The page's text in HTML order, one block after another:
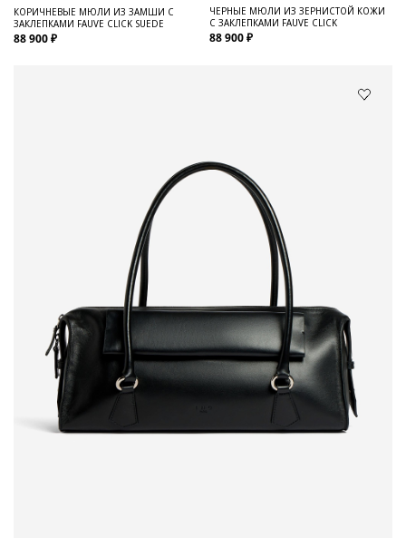
КОРИЧНЕВЫЕ МЮЛИ ИЗ ЗАМШИ С
ЗАКЛЕПКАМИ FAUVE CLICK SUEDE
88 900 ₽
ЧЕРНЫЕ МЮЛИ ИЗ ЗЕРНИСТОЙ КОЖИ
С ЗАКЛЕПКАМИ FAUVE CLICK
88 900 ₽